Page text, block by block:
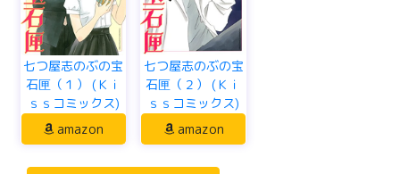
七つ屋志のぶの宝
石匣（１） (Ｋｉ
ｓｓコミックス)
amazon
七つ屋志のぶの宝
石匣（２） (Ｋｉ
ｓｓコミックス)
amazon